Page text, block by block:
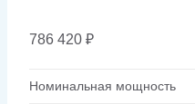
786 420 ₽
Номинальная мощность